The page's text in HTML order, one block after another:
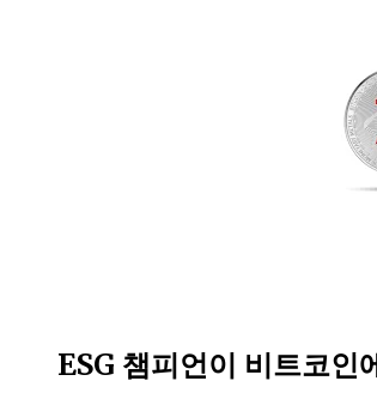
ESG 챔피언이 비트코인